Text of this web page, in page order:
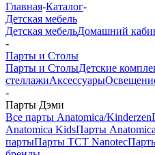
Главная-Каталог-
Детская мебель
Детская мебельДомашний
-
Парты и Столы
Парты и СтолыДетские
стеллажиАксессуары
-
Парты Дэми
Все парты Anatomica/Kinderzen
Anatomica KidsПарты
партыПарты TCT Nanotec